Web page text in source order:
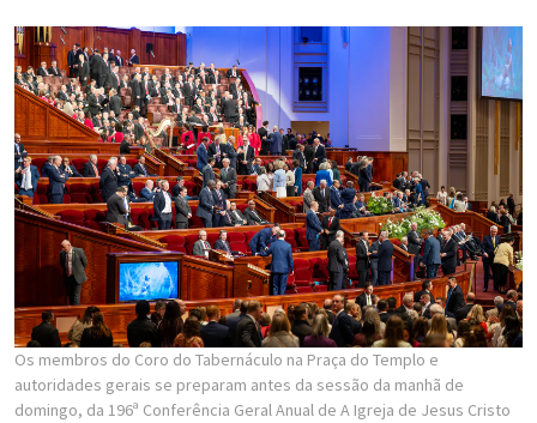
Os membros do Coro do Tabernáculo na Praça do Templo e
autoridades gerais se preparam antes da sessão da manhã de
domingo, da 196ª Conferência Geral Anual de A Igreja de Jesus Cristo